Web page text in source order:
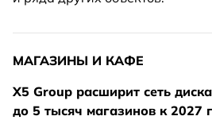
МАГАЗИНЫ И КАФЕ
Х5 Group расширит сеть
до 5 тысяч магазинов к 2027